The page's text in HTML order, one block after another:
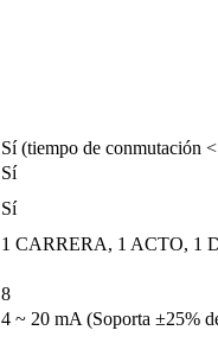
Sí (tiempo de conmutación
Sí
Sí
1 CARRERA, 1 ACTO, 1
8
4 ~ 20 mA (Soporta ±25%